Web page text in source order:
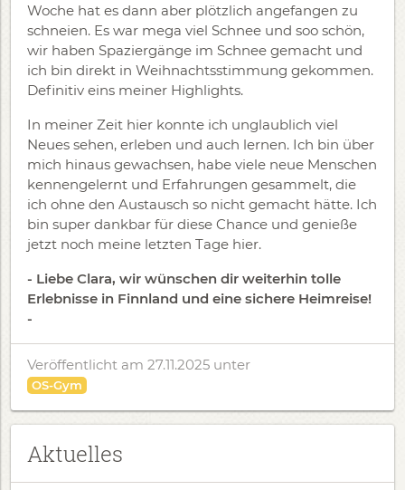
Woche hat es dann aber plötzlich angefangen zu
schneien. Es war mega viel Schnee und soo schön,
wir haben Spaziergänge im Schnee gemacht und
ich bin direkt in Weihnachtsstimmung gekommen.
Definitiv eins meiner Highlights.
In meiner Zeit hier konnte ich unglaublich viel
Neues sehen, erleben und auch lernen. Ich bin über
mich hinaus gewachsen, habe viele neue Menschen
kennengelernt und Erfahrungen gesammelt, die
ich ohne den Austausch so nicht gemacht hätte. Ich
bin super dankbar für diese Chance und genieße
jetzt noch meine letzten Tage hier.
- Liebe Clara, wir wünschen dir weiterhin tolle
Erlebnisse in Finnland und eine sichere Heimreise!
-
Veröffentlicht am 27.11.2025 unter
OS-Gym
Aktuelles